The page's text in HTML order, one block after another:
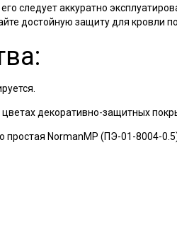
следует аккуратно
достойную защиту для кровли
цветах декоративно-защитных
простая NormanMP (ПЭ-01-8004-